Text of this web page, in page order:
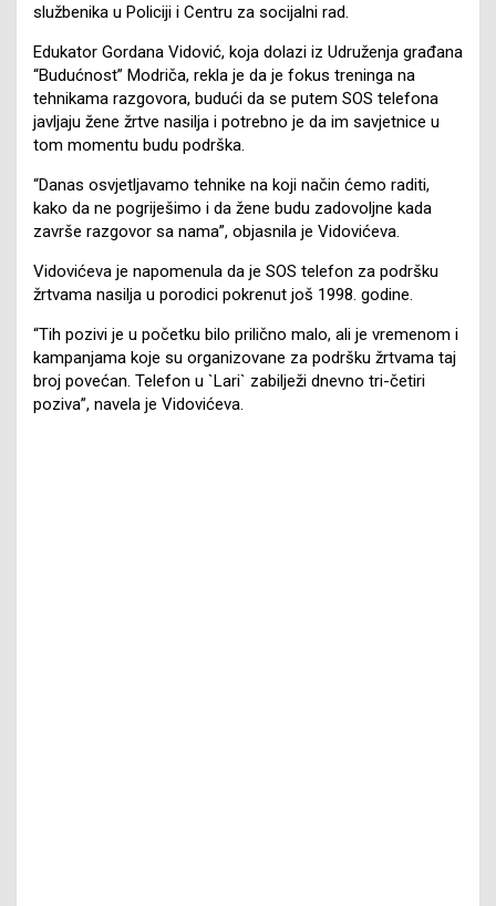
službenika u Policiji i Centru za socijalni rad.
Edukator Gordana Vidović, koja dolazi iz Udruženja građana
“Budućnost” Modriča, rekla je da je fokus treninga na
tehnikama razgovora, budući da se putem SOS telefona
javljaju žene žrtve nasilja i potrebno je da im savjetnice u
tom momentu budu podrška.
“Danas osvjetljavamo tehnike na koji način ćemo raditi,
kako da ne pogriješimo i da žene budu zadovoljne kada
završe razgovor sa nama”, objasnila je Vidovićeva.
Vidovićeva je napomenula da je SOS telefon za podršku
žrtvama nasilja u porodici pokrenut još 1998. godine.
“Tih pozivi je u početku bilo prilično malo, ali je vremenom i
kampanjama koje su organizovane za podršku žrtvama taj
broj povećan. Telefon u `Lari` zabilježi dnevno tri-četiri
poziva”, navela je Vidovićeva.